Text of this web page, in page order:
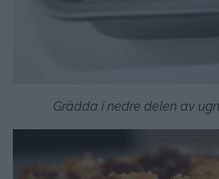
Grädda i nedre delen av